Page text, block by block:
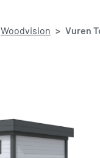
Woodvision Vuren